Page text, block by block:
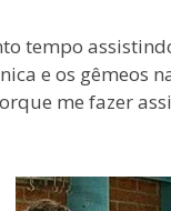
tempo
e os gêmeos
me fazer